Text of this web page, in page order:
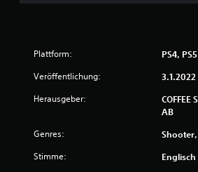
Plattform: PS4, PS5
Veröffentlichung: 3.1.2022
Herausgeber:
COFFEE
AB
Genres:
Stimme: Englisch